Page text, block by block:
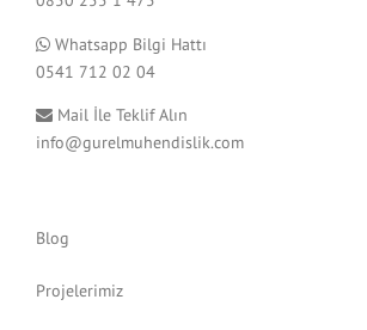
Whatsapp Bilgi Hattı
0541 712 02 04
Mail İle Teklif Alın
info@gurelmuhendislik.com
Blog
Projelerimiz